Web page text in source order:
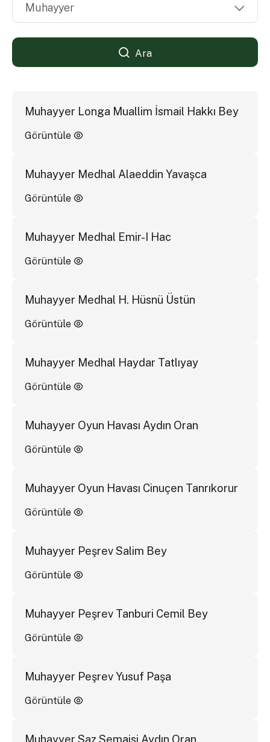
Ara
Muhayyer Longa Muallim İsmail Hakkı Bey
Görüntüle
Muhayyer Medhal Alaeddin Yavaşca
Görüntüle
Muhayyer Medhal Emir-I Hac
Görüntüle
Muhayyer Medhal H. Hüsnü Üstün
Görüntüle
Muhayyer Medhal Haydar Tatlıyay
Görüntüle
Muhayyer Oyun Havası Aydın Oran
Görüntüle
Muhayyer Oyun Havası Cinuçen Tanrıkorur
Görüntüle
Muhayyer Peşrev Salim Bey
Görüntüle
Muhayyer Peşrev Tanburi Cemil Bey
Görüntüle
Muhayyer Peşrev Yusuf Paşa
Görüntüle
Muhayyer Saz Semaisi Aydın Oran